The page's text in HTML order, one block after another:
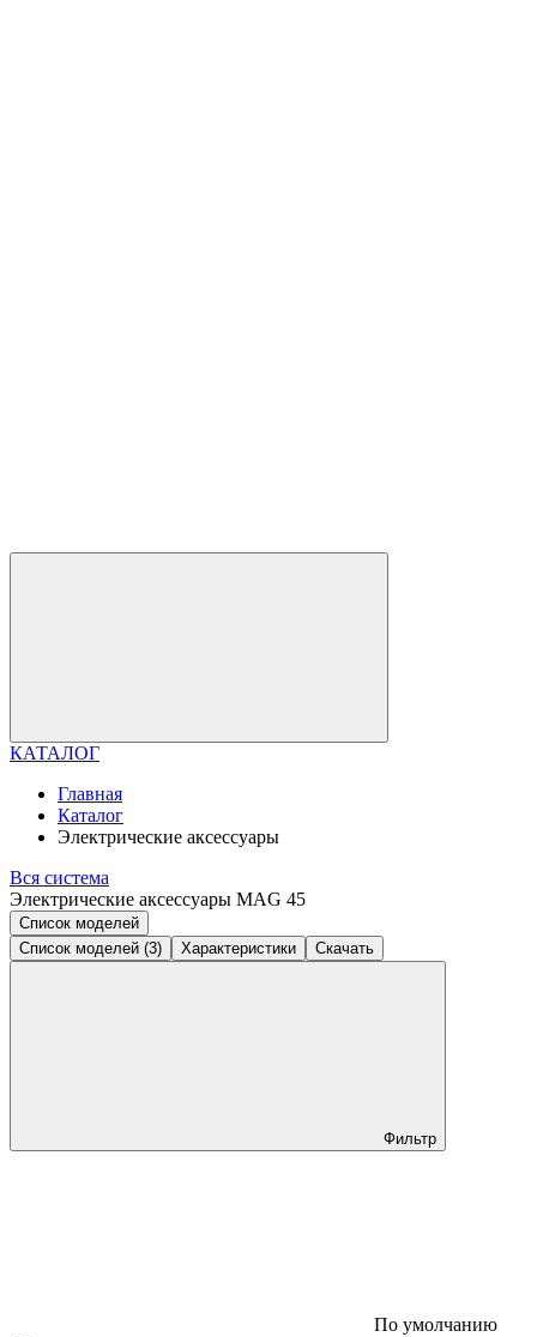
КАТАЛОГ
Главная
Каталог
Электрические аксессуары
Вся система
Электрические аксессуары MAG 45
Список моделей
Список моделей (3)
Характеристики Скачать
Фильтр
По умолчанию